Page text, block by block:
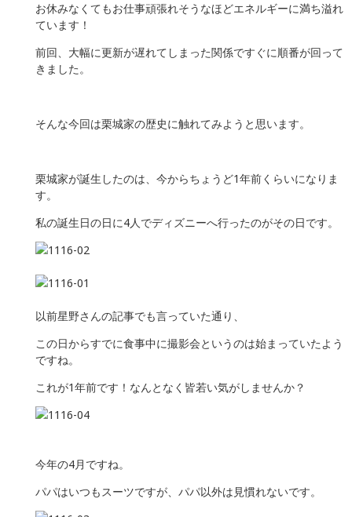
お休みなくてもお仕事頑張れそうなほどエネルギーに満ち溢れ
ています！
前回、大幅に更新が遅れてしまった関係ですぐに順番が回って
きました。
そんな今回は栗城家の歴史に触れてみようと思います。
栗城家が誕生したのは、今からちょうど1年前くらいになりま
す。
私の誕生日の日に4人でディズニーへ行ったのがその日です。
以前星野さんの記事でも言っていた通り、
この日からすでに食事中に撮影会というのは始まっていたよう
ですね。
これが1年前です！なんとなく皆若い気がしませんか？
今年の4月ですね。
パパはいつもスーツですが、パパ以外は見慣れないです。